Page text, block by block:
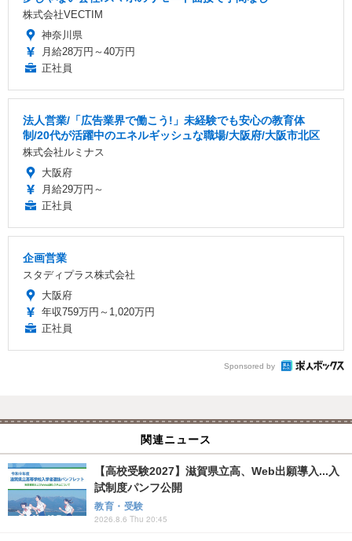
株式会社VECTIM
神奈川県
月給28万円～40万円
正社員
法人営業/「広告業界で働こう!」未経験でも安心の教育体
制/20代が活躍中のエネルギッシュな職場/大阪府/大阪市北区
株式会社ルミナス
大阪府
月給29万円～
正社員
企画営業
スタディプラス株式会社
大阪府
年収759万円～1,020万円
正社員
Sponsored by
関連ニュース
【高校受験2027】滋賀県立高、Web出願導入...入
試制度パンフ公開
教育・受験
2026.8.6 Thu 20:45